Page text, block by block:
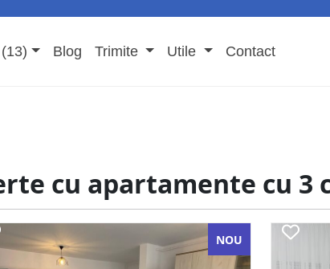
Blog Trimite Utile Contact
cu apartamente cu 3
NOU